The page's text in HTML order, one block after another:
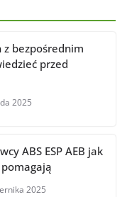
z bezpośrednim
przed
2025
ABS ESP AEB jak
2025